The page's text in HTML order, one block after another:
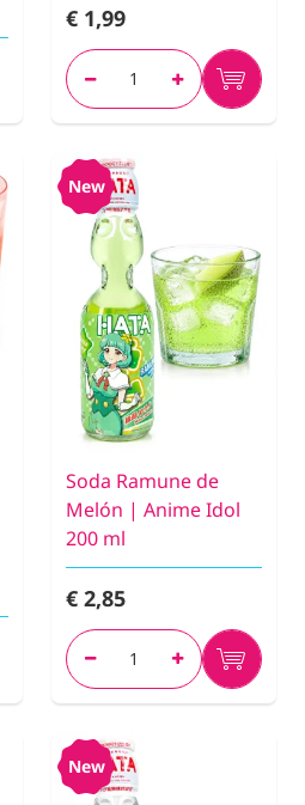
€ 1,99
New
Soda Ramune de
Melón | Anime Idol
200 ml
€ 2,85
New